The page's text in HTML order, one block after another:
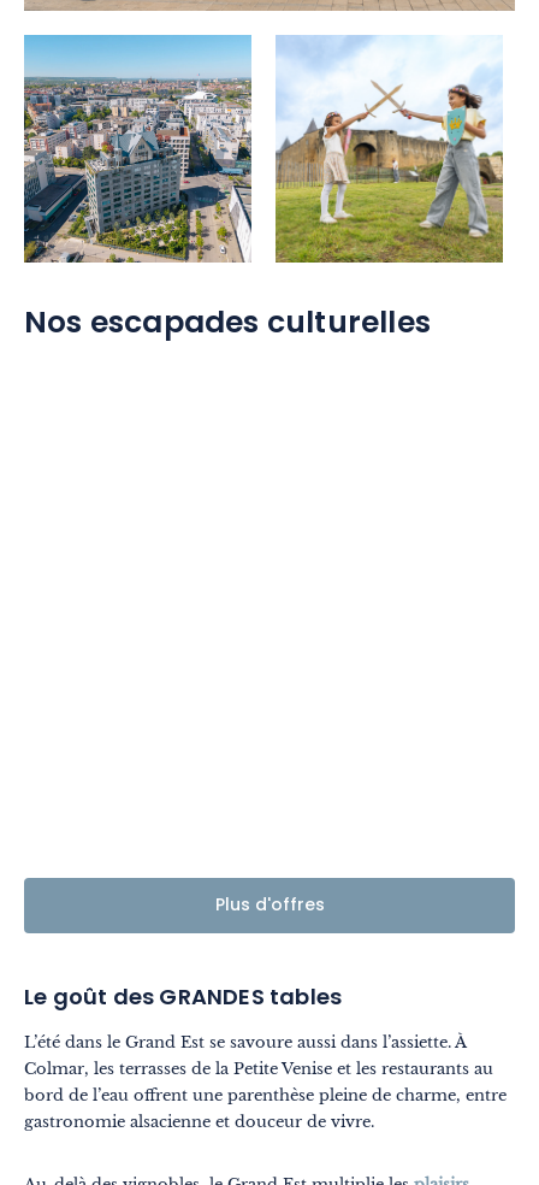
Nos escapades culturelles
Plus d'offres
Le goût des GRANDES tables
L’été dans le Grand Est se savoure aussi dans l’assiette. À
Colmar, les terrasses de la Petite Venise et les restaurants au
bord de l’eau offrent une parenthèse pleine de charme, entre
gastronomie alsacienne et douceur de vivre.